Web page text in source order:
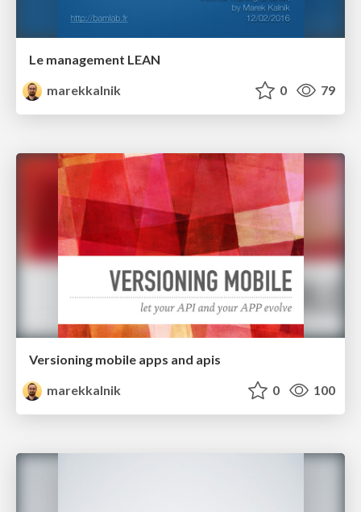
Le management LEAN
marekkalnik
0 79
Versioning mobile apps and apis
marekkalnik
0 100